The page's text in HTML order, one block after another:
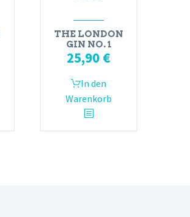
THE LONDON
GIN NO. 1
25,90 €
In den
Warenkorb